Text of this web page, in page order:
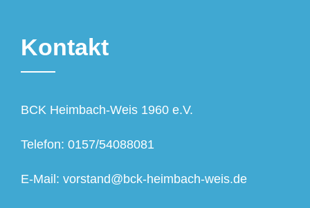
Kontakt
BCK Heimbach-Weis 1960 e.V.
Telefon: 0157/54088081
E-Mail: vorstand@bck-heimbach-weis.de